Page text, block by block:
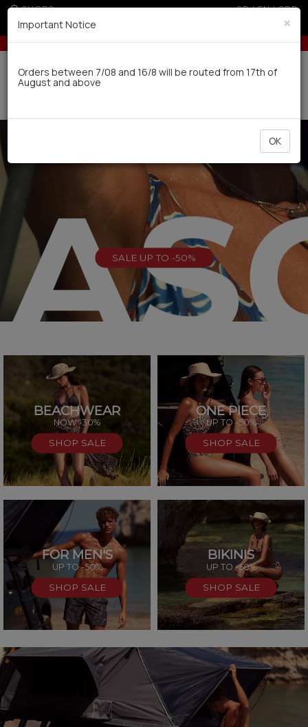
SHOPS GR|EN|SRB
5% off for orders over 250€ for EU & 300€ for non
orders over 100€
Delivery in 7-9 working days via UPS
SALE UP TO -50%
BEACHWEAR
NOW -30%
SHOP SALE
ONE PIECE
UP TO -50%
SHOP SALE
FOR MEN'S
UP TO -50%
SHOP SALE
BIKINIS
UP TO -50%
SHOP SALE
×
Important Notice
Orders between 7/08 and 16/8 will be routed from 17th of
August and above
OK